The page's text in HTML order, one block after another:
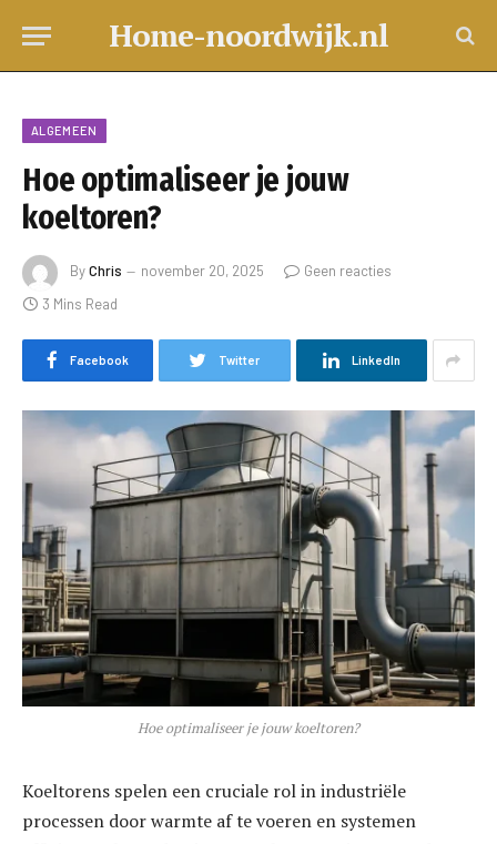
Home-noordwijk.nl
ALGEMEEN
Hoe optimaliseer je jouw
koeltoren?
ByChris november 20, 2025
Geen reacties
3 Mins Read
Facebook Twitter LinkedIn
Hoe optimaliseer je jouw koeltoren?
Koeltorens spelen een cruciale rol in industriële
processen door warmte af te voeren en systemen